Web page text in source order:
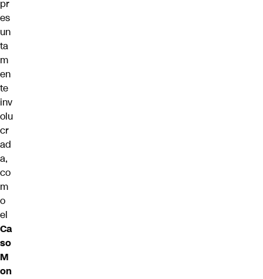
pr
es
un
ta
m
en
te
inv
olu
cr
ad
a,
co
m
o
el
Ca
so
M
on